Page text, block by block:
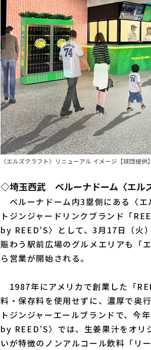
〈エルズクラフト〉リニューアル イメージ【球団提供】
◇埼玉西武 ベルーナドーム〈エル
ベルーナドーム内3塁側にある〈エ
トジンジャードリンクブランド「
by REED’S〉として、3月17日（火
賑わう駅前広場のグルメエリアも「
ら営業が開始される。
1987年にアメリカで創業した「
料・保存料を使用せずに、濃厚で奥
トジンジャーエールブランドで、
by REED’S〉では、生姜果汁をオ
いが特徴のノンアルコール飲料「リ